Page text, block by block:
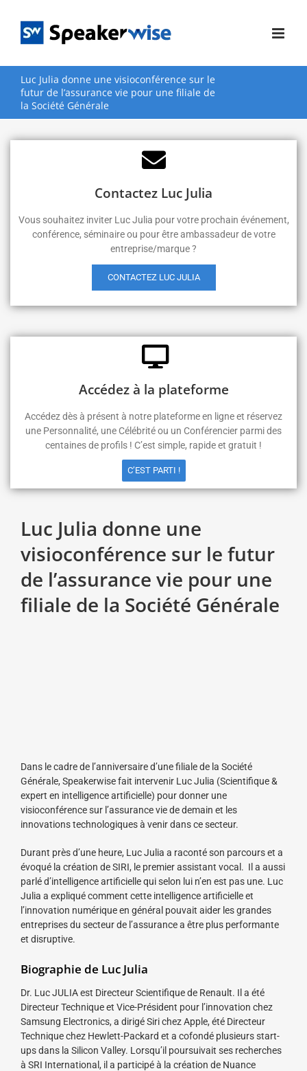
contenu
Luc Julia donne une visioconférence sur le
futur de l’assurance vie pour une filiale de
la Société Générale
Luc Julia donne une
visioconférence sur le futur
de l’assurance vie pour une
filiale de la Société Générale
Dans le cadre de l’anniversaire d’une filiale de la Société
Générale, Speakerwise fait intervenir Luc Julia (Scientifique &
expert en intelligence artificielle) pour donner une
visioconférence sur l’assurance vie de demain et les
innovations technologiques à venir dans ce secteur.
Durant près d’une heure, Luc Julia a raconté son parcours et a
évoqué la création de SIRI, le premier assistant vocal. Il a aussi
parlé d’intelligence artificielle qui selon lui n’en est pas une. Luc
Julia a expliqué comment cette intelligence artificielle et
l’innovation numérique en général pouvait aider les grandes
entreprises du secteur de l’assurance a être plus performante
et disruptive.
Biographie de Luc Julia
Dr. Luc JULIA est Directeur Scientifique de Renault. Il a été
Directeur Technique et Vice-Président pour l’innovation chez
Samsung Electronics, a dirigé Siri chez Apple, été Directeur
Technique chez Hewlett-Packard et a cofondé plusieurs start-
ups dans la Silicon Valley. Lorsqu’il poursuivait ses recherches
à SRI International, il a participé à la création de Nuance
Contactez Luc Julia
Vous souhaitez inviter Luc Julia pour votre prochain événement,
conférence, séminaire ou pour être ambassadeur de votre
entreprise/marque ?
CONTACTEZ LUC JULIA
Accédez à la plateforme
Accédez dès à présent à notre plateforme en ligne et réservez
une Personnalité, une Célébrité ou un Conférencier parmi des
centaines de profils ! C’est simple, rapide et gratuit !
C’EST PARTI !